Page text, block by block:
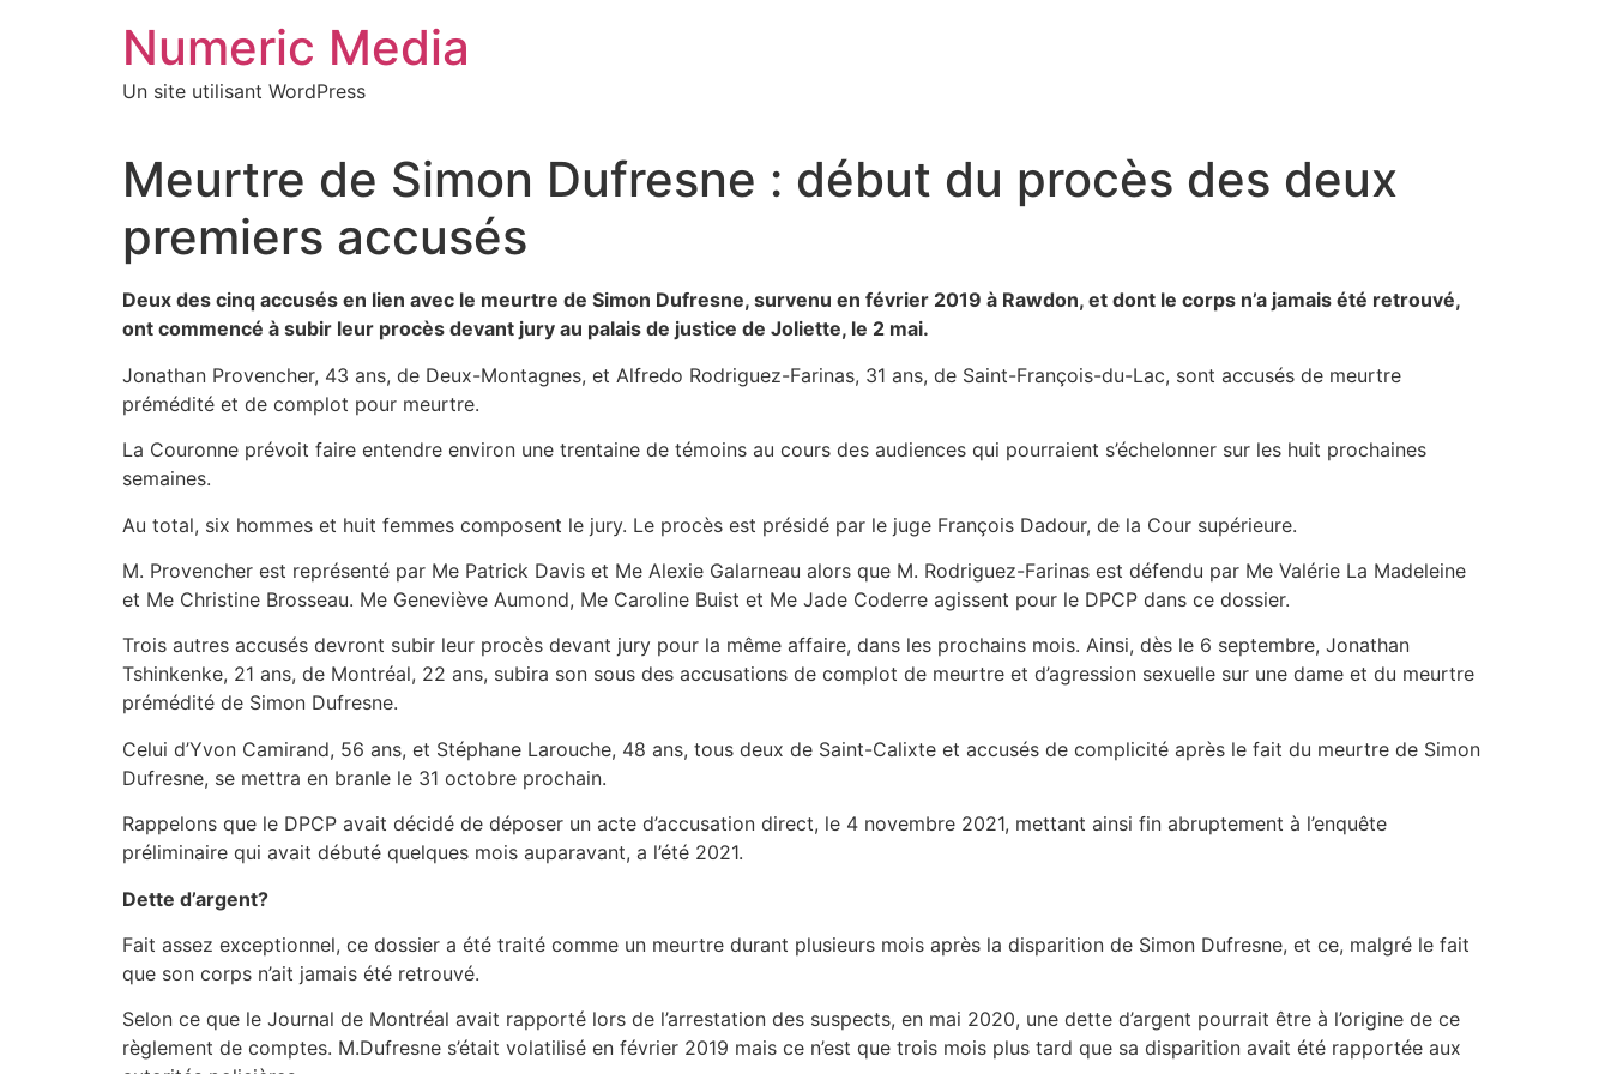
Numeric Media
Un site utilisant WordPress
Meurtre de Simon Dufresne : début du procès des deux
premiers accusés
Deux des cinq accusés en lien avec le meurtre de Simon Dufresne, survenu en février 2019 à Rawdon, et dont le corps n’a jamais été retrouvé,
ont commencé à subir leur procès devant jury au palais de justice de Joliette, le 2 mai.
Jonathan Provencher, 43 ans, de Deux-Montagnes, et Alfredo Rodriguez-Farinas, 31 ans, de Saint-François-du-Lac, sont accusés de meurtre
prémédité et de complot pour meurtre.
La Couronne prévoit faire entendre environ une trentaine de témoins au cours des audiences qui pourraient s’échelonner sur les huit prochaines
semaines.
Au total, six hommes et huit femmes composent le jury. Le procès est présidé par le juge François Dadour, de la Cour supérieure.
M. Provencher est représenté par Me Patrick Davis et Me Alexie Galarneau alors que M. Rodriguez-Farinas est défendu par Me Valérie La Madeleine
et Me Christine Brosseau. Me Geneviève Aumond, Me Caroline Buist et Me Jade Coderre agissent pour le DPCP dans ce dossier.
Trois autres accusés devront subir leur procès devant jury pour la même affaire, dans les prochains mois. Ainsi, dès le 6 septembre, Jonathan
Tshinkenke, 21 ans, de Montréal, 22 ans, subira son sous des accusations de complot de meurtre et d’agression sexuelle sur une dame et du meurtre
prémédité de Simon Dufresne.
Celui d’Yvon Camirand, 56 ans, et Stéphane Larouche, 48 ans, tous deux de Saint-Calixte et accusés de complicité après le fait du meurtre de Simon
Dufresne, se mettra en branle le 31 octobre prochain.
Rappelons que le DPCP avait décidé de déposer un acte d’accusation direct, le 4 novembre 2021, mettant ainsi fin abruptement à l’enquête
préliminaire qui avait débuté quelques mois auparavant, a l’été 2021.
Dette d’argent?
Fait assez exceptionnel, ce dossier a été traité comme un meurtre durant plusieurs mois après la disparition de Simon Dufresne, et ce, malgré le fait
que son corps n’ait jamais été retrouvé.
Selon ce que le Journal de Montréal avait rapporté lors de l’arrestation des suspects, en mai 2020, une dette d’argent pourrait être à l’origine de ce
règlement de comptes. M.Dufresne s’était volatilisé en février 2019 mais ce n’est que trois mois plus tard que sa disparition avait été rapportée aux